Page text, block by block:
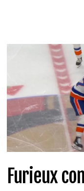
Furieux